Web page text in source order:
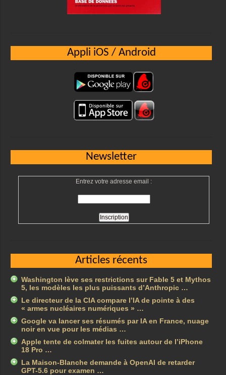
Appli iOS / Android
Newsletter
Entrez votre adresse email :
Articles récents
Washington lève ses restrictions sur Fable 5 et Mythos
5, les modèles les plus puissants d’Anthropic …
Le directeur de la CIA compare l’IA de pointe à des
« armes nucléaires numériques » …
Google va lancer ses résumés par IA en France, nuage
noir en vue pour les médias …
Apple tente de colmater les fuites autour de l’iPhone
18 Pro …
La Maison-Blanche demande à OpenAI de retarder
GPT-5.6 pour examen …